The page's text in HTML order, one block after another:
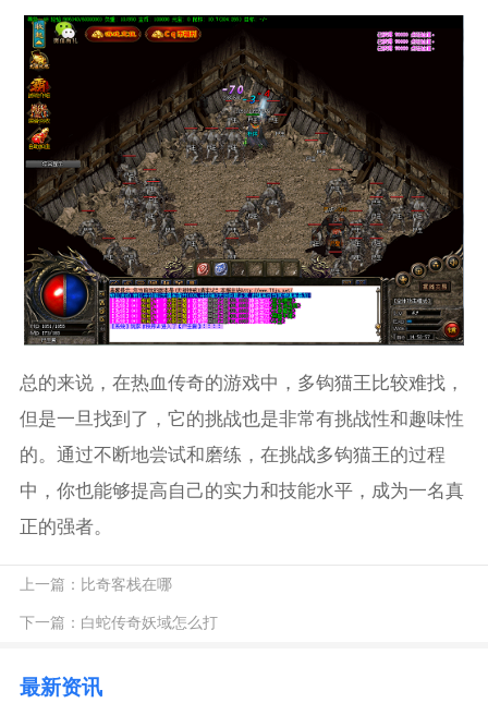
总的来说，在热血传奇的游戏中，多钩猫王比较难找，
但是一旦找到了，它的挑战也是非常有挑战性和趣味性
的。通过不断地尝试和磨练，在挑战多钩猫王的过程
中，你也能够提高自己的实力和技能水平，成为一名真
正的强者。
上一篇： 比奇客栈在哪
下一篇： 白蛇传奇妖域怎么打
最新资讯